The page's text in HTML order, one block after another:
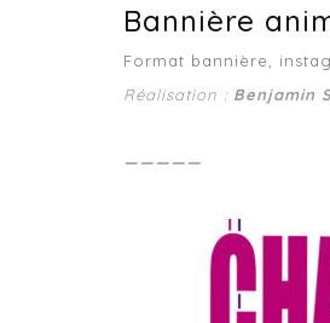
Bannière
Format bannière,
Réalisation : Benjamin
—————